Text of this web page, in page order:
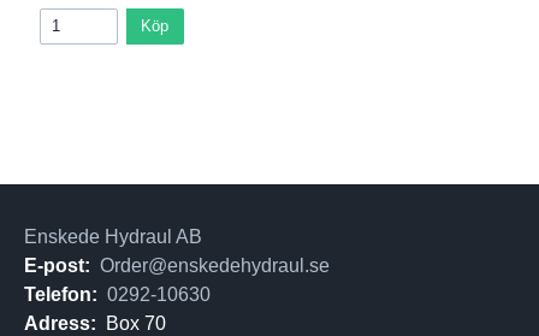
Köp
Enskede Hydraul AB
E-post: Order@enskedehydraul.se
Telefon: 0292-10630
Adress:
Box 70